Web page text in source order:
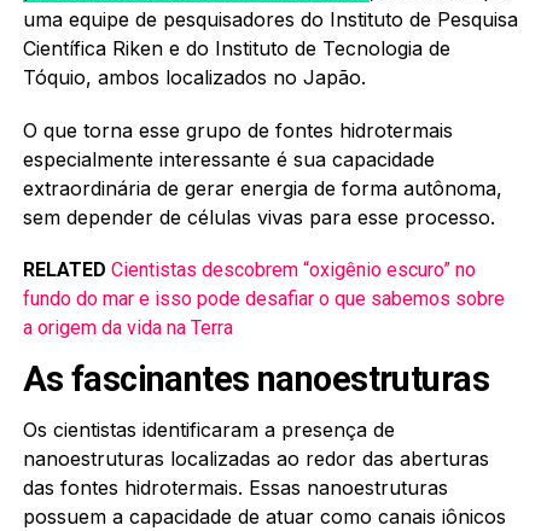
uma equipe de pesquisadores do Instituto de Pesquisa
Científica Riken e do Instituto de Tecnologia de
Tóquio, ambos localizados no Japão.
O que torna esse grupo de fontes hidrotermais
especialmente interessante é sua capacidade
extraordinária de gerar energia de forma autônoma,
sem depender de células vivas para esse processo.
RELATED Cientistas descobrem “oxigênio escuro” no
fundo do mar e isso pode desafiar o que sabemos sobre
a origem da vida na Terra
As fascinantes nanoestruturas
Os cientistas identificaram a presença de
nanoestruturas localizadas ao redor das aberturas
das fontes hidrotermais. Essas nanoestruturas
possuem a capacidade de atuar como canais iônicos